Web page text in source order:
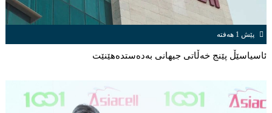
پێش 1 هەفتە
ئاسیاسێڵ پێنج خەڵاتی جیهانى بەدەستدەهێنێت